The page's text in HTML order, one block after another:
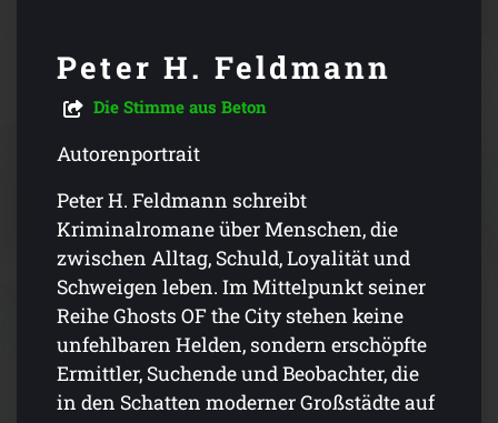
Peter H. Feldmann
Die Stimme aus Beton
Autorenportrait
Peter H. Feldmann schreibt
Kriminalromane über Menschen, die
zwischen Alltag, Schuld, Loyalität und
Schweigen leben. Im Mittelpunkt seiner
Reihe Ghosts OF the City stehen keine
unfehlbaren Helden, sondern erschöpfte
Ermittler, Suchende und Beobachter, die
in den Schatten moderner Großstädte auf